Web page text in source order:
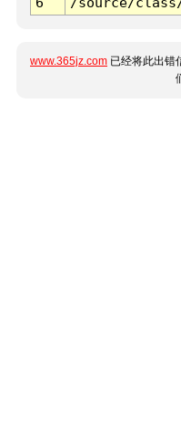
www.365jz.com 已经将此出错